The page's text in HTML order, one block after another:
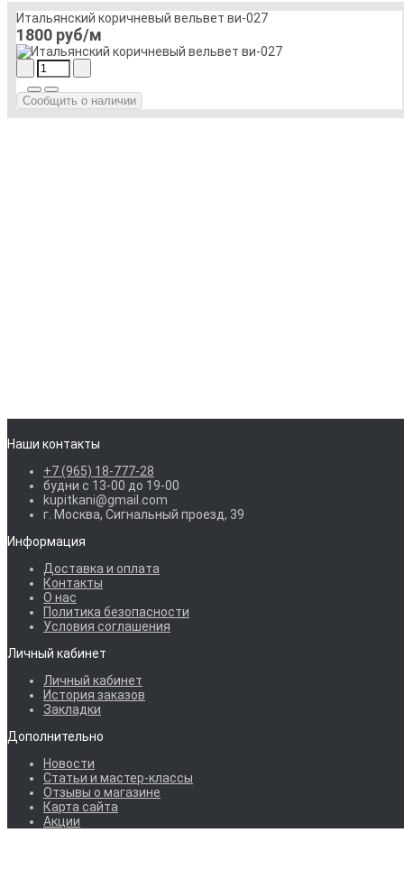
Итальянский коричневый вельвет ви-027
1800 руб/м
Сообщить о наличии
Наши контакты
+7 (965) 18-777-28
будни с 13-00 до 19-00
kupitkani@gmail.com
г. Москва, Сигнальный проезд, 39
Информация
Доставка и оплата
Контакты
О нас
Политика безопасности
Условия соглашения
Личный кабинет
Личный кабинет
История заказов
Закладки
Дополнительно
Новости
Статьи и мастер-классы
Отзывы о магазине
Карта сайта
Акции